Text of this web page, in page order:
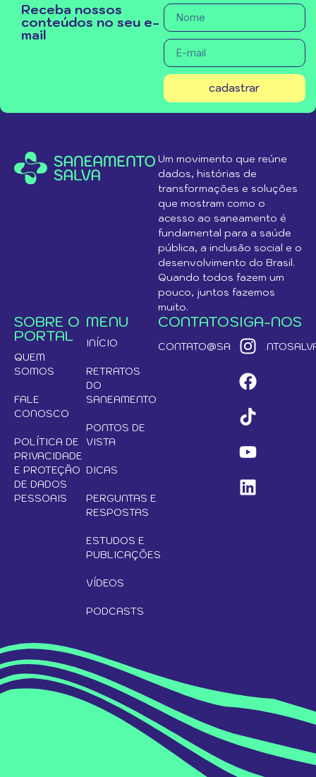
Receba nossos
conteúdos no seu e-
mail
cadastrar
Um movimento que reúne
dados, histórias de
transformações e soluções
que mostram como o
acesso ao saneamento é
fundamental para a saúde
pública, a inclusão social e o
desenvolvimento do Brasil.
Quando todos fazem um
pouco, juntos fazemos
muito.
SOBRE O
PORTAL
QUEM
SOMOS
FALE
CONOSCO
POLÍTICA DE
PRIVACIDADE
E PROTEÇÃO
DE DADOS
PESSOAIS
MENU
INÍCIO
RETRATOS
DO
SANEAMENTO
PONTOS DE
VISTA
DICAS
PERGUNTAS E
RESPOSTAS
ESTUDOS E
PUBLICAÇÕES
VÍDEOS
PODCASTS
CONTATOSIGA-NOS